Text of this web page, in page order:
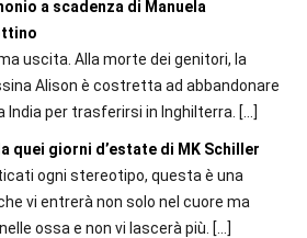
a scadenza di Manuela
uscita. Alla morte dei genitori, la
Alison è costretta ad abbandonare
India per trasferirsi in Inghilterra. […]
quei giorni d’estate di MK Schiller
ogni stereotipo, questa è una
vi entrerà non solo nel cuore ma
ossa e non vi lascerà più. […]